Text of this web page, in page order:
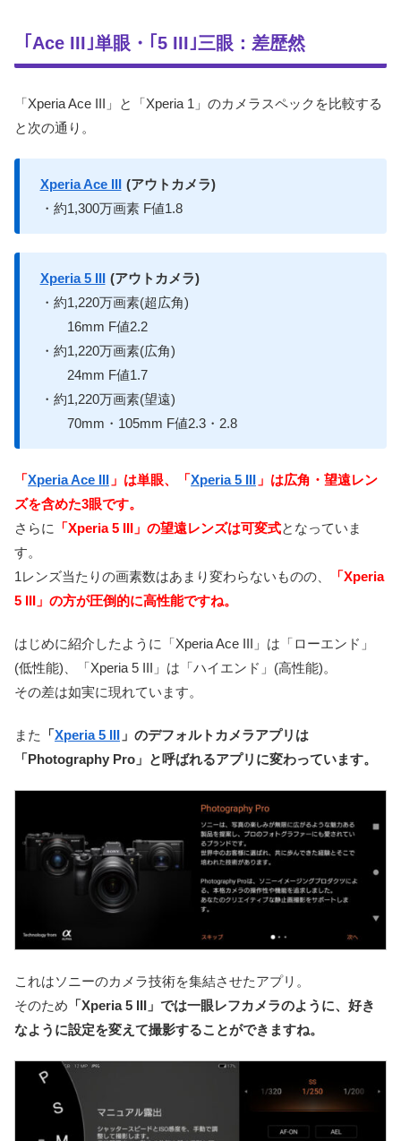
｢Ace III｣単眼・｢5 III｣三眼：差歴然
「Xperia Ace III」と「Xperia 1」のカメラスペックを比較する
と次の通り。
Xperia Ace III (アウトカメラ)
・約1,300万画素 F値1.8
Xperia 5 III (アウトカメラ)
・約1,220万画素(超広角)
16mm F値2.2
・約1,220万画素(広角)
24mm F値1.7
・約1,220万画素(望遠)
70mm・105mm F値2.3・2.8
「Xperia Ace III 」は単眼、「Xperia 5 III 」は広角・望遠レン
ズを含めた3眼です。
さらに
「Xperia 5 III」の望遠レンズは可変式となっていま
す。
1レンズ当たりの画素数はあまり変わらないものの、
「Xperia
5 III」の方が圧倒的に高性能ですね。
はじめに紹介したように「Xperia Ace III」は「ローエンド」
(低性能)、「Xperia 5 III」は「ハイエンド」(高性能)。
その差は如実に現れています。
また 「Xperia 5 III 」のデフォルトカメラアプリは
「Photography Pro」と呼ばれるアプリに変わっています。
これはソニーのカメラ技術を集結させたアプリ。
そのため 「Xperia 5 III」では一眼レフカメラのように、好き
なように設定を変えて撮影することができますね。